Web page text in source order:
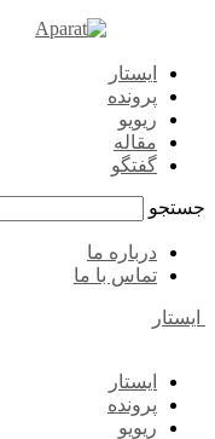
ایستار
پرونده
ریویو
مقاله
گفتگو
جستجو
درباره ما
تماس با ما
ایستار
ایستار
پرونده
ریویو